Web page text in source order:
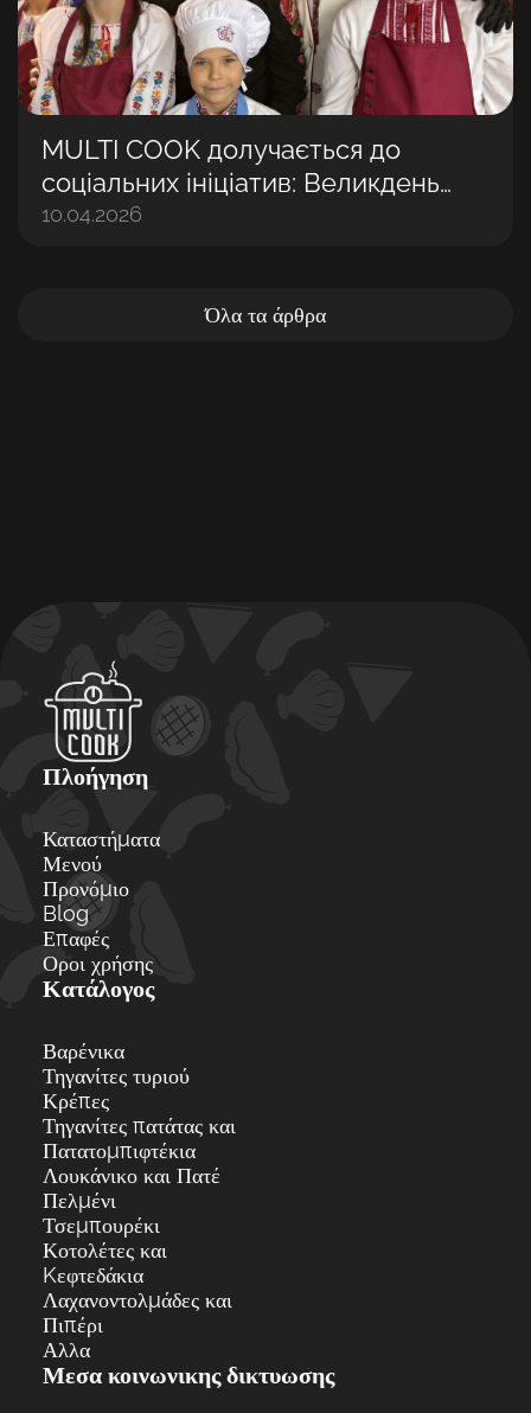
MULTI COOK долучається до
соціальних ініціатив: Великдень
разом із дітьми
10.04.2026
Όλα τα άρθρα
Πλοήγηση
Καταστήματα
Μενού
Προνόμιο
Blog
Επαφές
Οροι χρήσης
Κατάλογος
Βαρένικα
Τηγανίτες τυριού
Κρέπες
Τηγανίτες πατάτας και
Πατατομπιφτέκια
Λουκάνικο και Πατέ
Πελμένι
Τσεμπουρέκι
Κοτολέτες και
Kεφτεδάκια
Λαχανοντολμάδες και
Πιπέρι
Αλλα
Μεσα κοινωνικης δικτυωσης